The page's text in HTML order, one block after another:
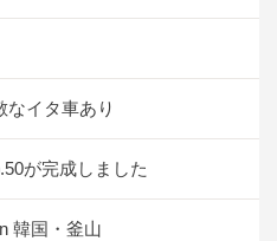
なイタ車あり
が完成しました
韓国・釜山